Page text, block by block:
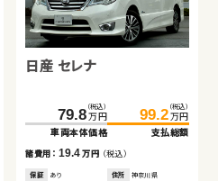
日産 セレナ
79.8 （税込）
万円
車両本体価格
99.2 （税込）
万円
支払総額
諸費用： 19.4万円 （税込）
保証 あり 住所 神奈川県
トヨタ プリウス
48.9 （税込）
万円
車両本体価格
62.8 （税込）
万円
支払総額
諸費用： 13.9万円 （税込）
保証 あり 住所 埼玉県
ダイハツ ムーヴ
50.8 （税込）
万円
車両本体価格
61.7 （税込）
万円
支払総額
諸費用： 10.9万円 （税込）
保証 あり 住所 岩手県